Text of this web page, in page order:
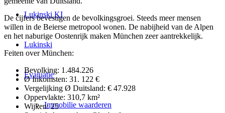
Lukinski KI
Lukinski
Evaluatie
Immobilie waarderen
De cijfers bevestigen de bevolkingsgroei. Steeds meer mensen
willen in de Beierse metropool wonen. De nabijheid van de Alpen
en het naburige Oostenrijk maken München zeer aantrekkelijk.
Feiten over München:
Bevolking: 1.484.226
Ø Inkomsten: 31. 122 €
Vergelijking Ø Duitsland: € 47.928
Oppervlakte: 310,7 km²
Wijken: 25